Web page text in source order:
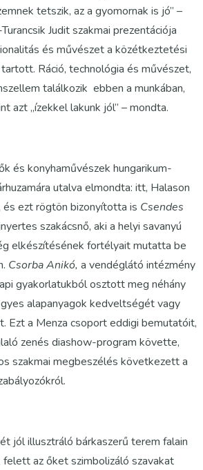
tetszik, az a gyomornak is jó” –
Judit szakmai prezentációja
és művészet a közétkeztetési
Ráció, technológia és művészet,
találkozik ebben a munkában,
azt „ízekkel lakunk jól” – mondta.
és konyhaművészek hungarikum-
utalva elmondta: itt, Halason
ezt rögtön bizonyította is Csendes
szakácsnő, aki a helyi savanyú
elkészítésének fortélyait mutatta be
Csorba Anikó, a vendéglátó intézmény
gyakorlatukból osztott meg néhány
alapanyagok kedveltségét vagy
Ezt a Menza csoport eddigi bemutatóit,
zenés diashow-program követte,
szakmai megbeszélés következett a
jól illusztráló bárkaszerű terem falain
az őket szimbolizáló szavakat